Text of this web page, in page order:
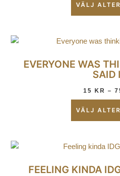
VÄLJ
EVERYONE WAS
SAID
15 KR –
VÄLJ
FEELING KINDA